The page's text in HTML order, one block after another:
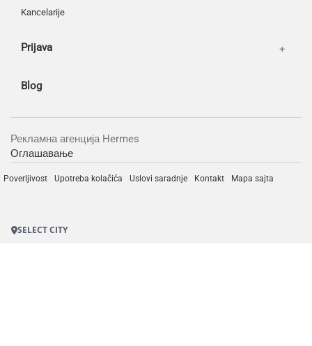
Kancelarije
Prijava
Blog
Рекламна агенција Hermes
Оглашавање
Poverljivost Upotreba kolačića Uslovi saradnje Kontakt Mapa sajta
SELECT CITY